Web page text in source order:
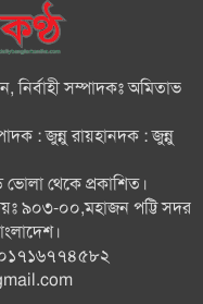
বিক্ষোভ
সংঘবদ্ধ
ও ছড়িয়ে
জন গ্রেপ্তার,
জুলাই
পালন
নির্বাহী সম্পাদকঃ অমিতাভ
: জুন্নু রায়হানদক : জুন্নু
ভোলা থেকে প্রকাশিত।
৯০৩-০০,মহাজন পট্টি সদর